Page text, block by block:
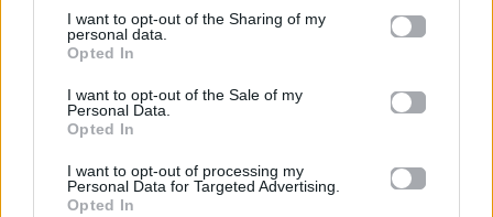
I want to opt-out of the Sharing of my
personal data.
Opted In
I want to opt-out of the Sale of my
Personal Data.
Opted In
I want to opt-out of processing my
Personal Data for Targeted Advertising.
Opted In
Πανελλαδικές 2026:
Στην κορυφή των
βαθμολογιών η
Παπακώστα με 19.780
μόρια
26.06.2026
Μία κάρτα για όλες τις
προνοιακές παροχές!